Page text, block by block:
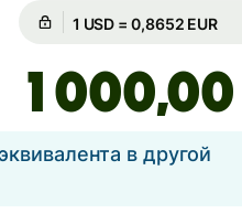
Гарантирован на 55 ч.
,00
в другой